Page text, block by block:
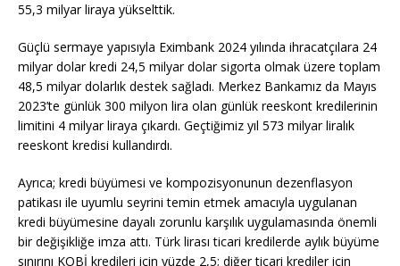
55,3 milyar liraya yükselttik.
Güçlü sermaye yapısıyla Eximbank 2024 yılında ihracatçılara 24
milyar dolar kredi 24,5 milyar dolar sigorta olmak üzere toplam
48,5 milyar dolarlık destek sağladı. Merkez Bankamız da Mayıs
2023’te günlük 300 milyon lira olan günlük reeskont kredilerinin
limitini 4 milyar liraya çıkardı. Geçtiğimiz yıl 573 milyar liralık
reeskont kredisi kullandırdı.
Ayrıca; kredi büyümesi ve kompozisyonunun dezenflasyon
patikası ile uyumlu seyrini temin etmek amacıyla uygulanan
kredi büyümesine dayalı zorunlu karşılık uygulamasında önemli
bir değişikliğe imza attı. Türk lirası ticari kredilerde aylık büyüme
sınırını KOBİ kredileri için yüzde 2,5; diğer ticari krediler için